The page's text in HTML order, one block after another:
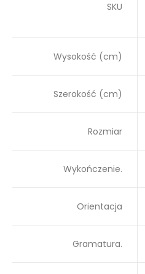
SKU
Wysokość (cm)
Szerokość (cm)
Rozmiar
Wykończenie.
Orientacja
Gramatura.